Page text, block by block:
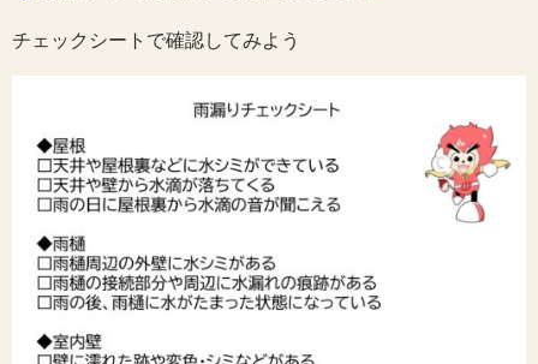
チェックシートで確認してみよう